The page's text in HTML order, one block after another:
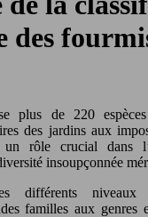
des
plus de 220
des jardins aux
un rôle crucial dans
insoupçonnée
différents niveaux
familles aux genres